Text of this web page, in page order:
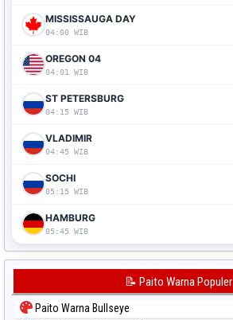
MISSISSAUGA DAY
04:00 WIB
OREGON 04
04:01 WIB
ST PETERSBURG
04:15 WIB
VLADIMIR
04:45 WIB
SOCHI
05:15 WIB
HAMBURG
05:45 WIB
📝 Paito Warna Populer
Paito Warna Bullseye